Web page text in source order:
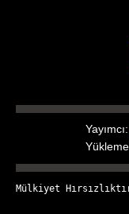
Yayımcı:
Mülkiyet